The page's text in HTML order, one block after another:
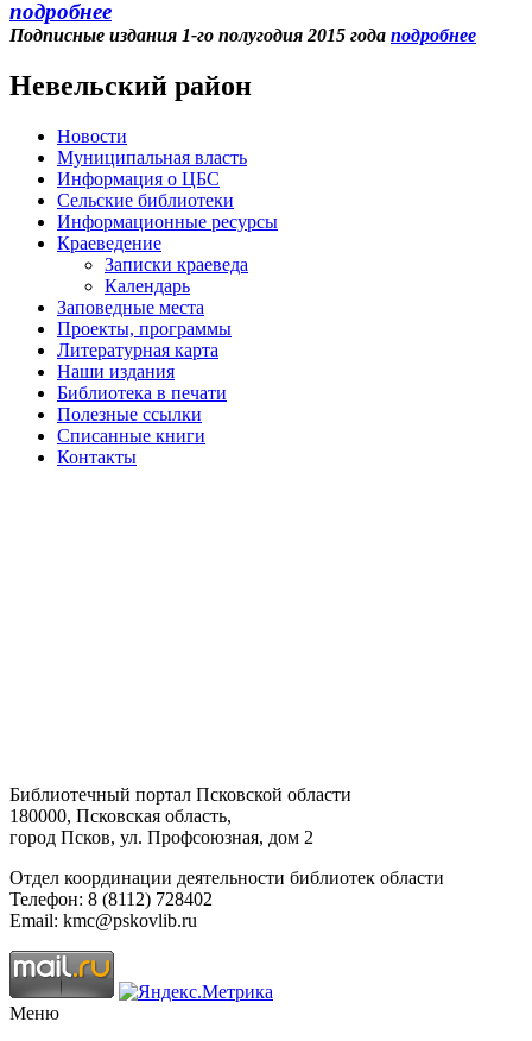
подробнее
Подписные издания 1-го полугодия 2015 года подробнее
Невельский район
Новости
Муниципальная власть
Информация о ЦБС
Сельские библиотеки
Информационные ресурсы
Краеведение
Записки краеведа
Календарь
Заповедные места
Проекты, программы
Литературная карта
Наши издания
Библиотека в печати
Полезные ссылки
Списанные книги
Контакты
Библиотечный портал Псковской области
180000, Псковская область,
город Псков, ул. Профсоюзная, дом 2
Отдел координации деятельности библиотек области
Телефон: 8 (8112) 728402
Email: kmc@pskovlib.ru
Меню